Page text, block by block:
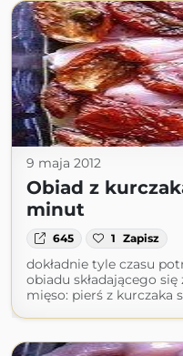
9 maja 2012
Obiad z
minut
645 1 Zapisz
dokładnie tyle czasu
obiadu składającego się
mięso: pierś z kurczaka